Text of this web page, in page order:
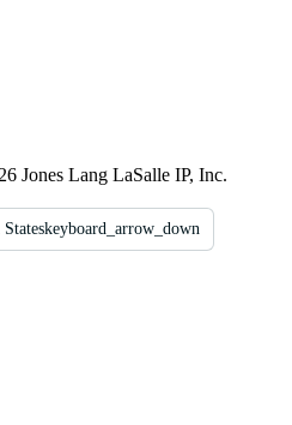
Jones Lang LaSalle IP, Inc.
keyboard_arrow_down